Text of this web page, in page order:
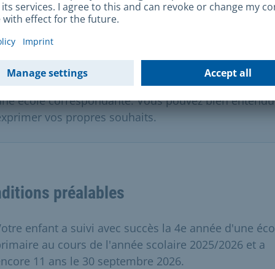
importante
Vous n'avez pas le droit d'être admis dans un lycée en
particulier. S'il y a plus de candidatures que de places
la direction de l'école s'efforce de trouver
école correspondante. Vous pouvez bien entendu
vos propres souhaits.
préalables
enfant a suivi avec succès la 4e année d'une
au cours de l'année scolaire 2025/2026 et a
11 ans le 30 septembre 2026.